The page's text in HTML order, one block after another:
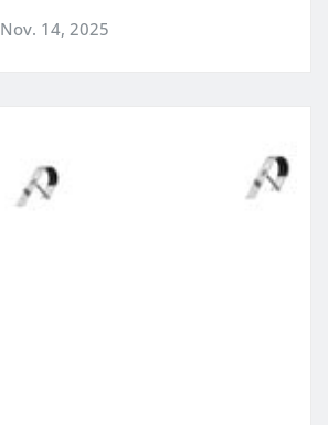
Nov. 14, 2025